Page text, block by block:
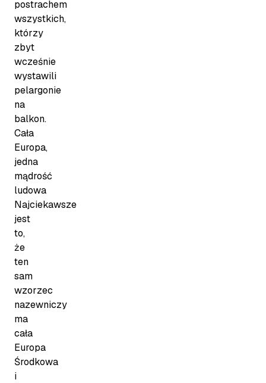
postrachem
wszystkich,
którzy
zbyt
wcześnie
wystawili
pelargonie
na
balkon.
Cała
Europa,
jedna
mądrość
ludowa
Najciekawsze
jest
to,
że
ten
sam
wzorzec
nazewniczy
ma
cała
Europa
Środkowa
i